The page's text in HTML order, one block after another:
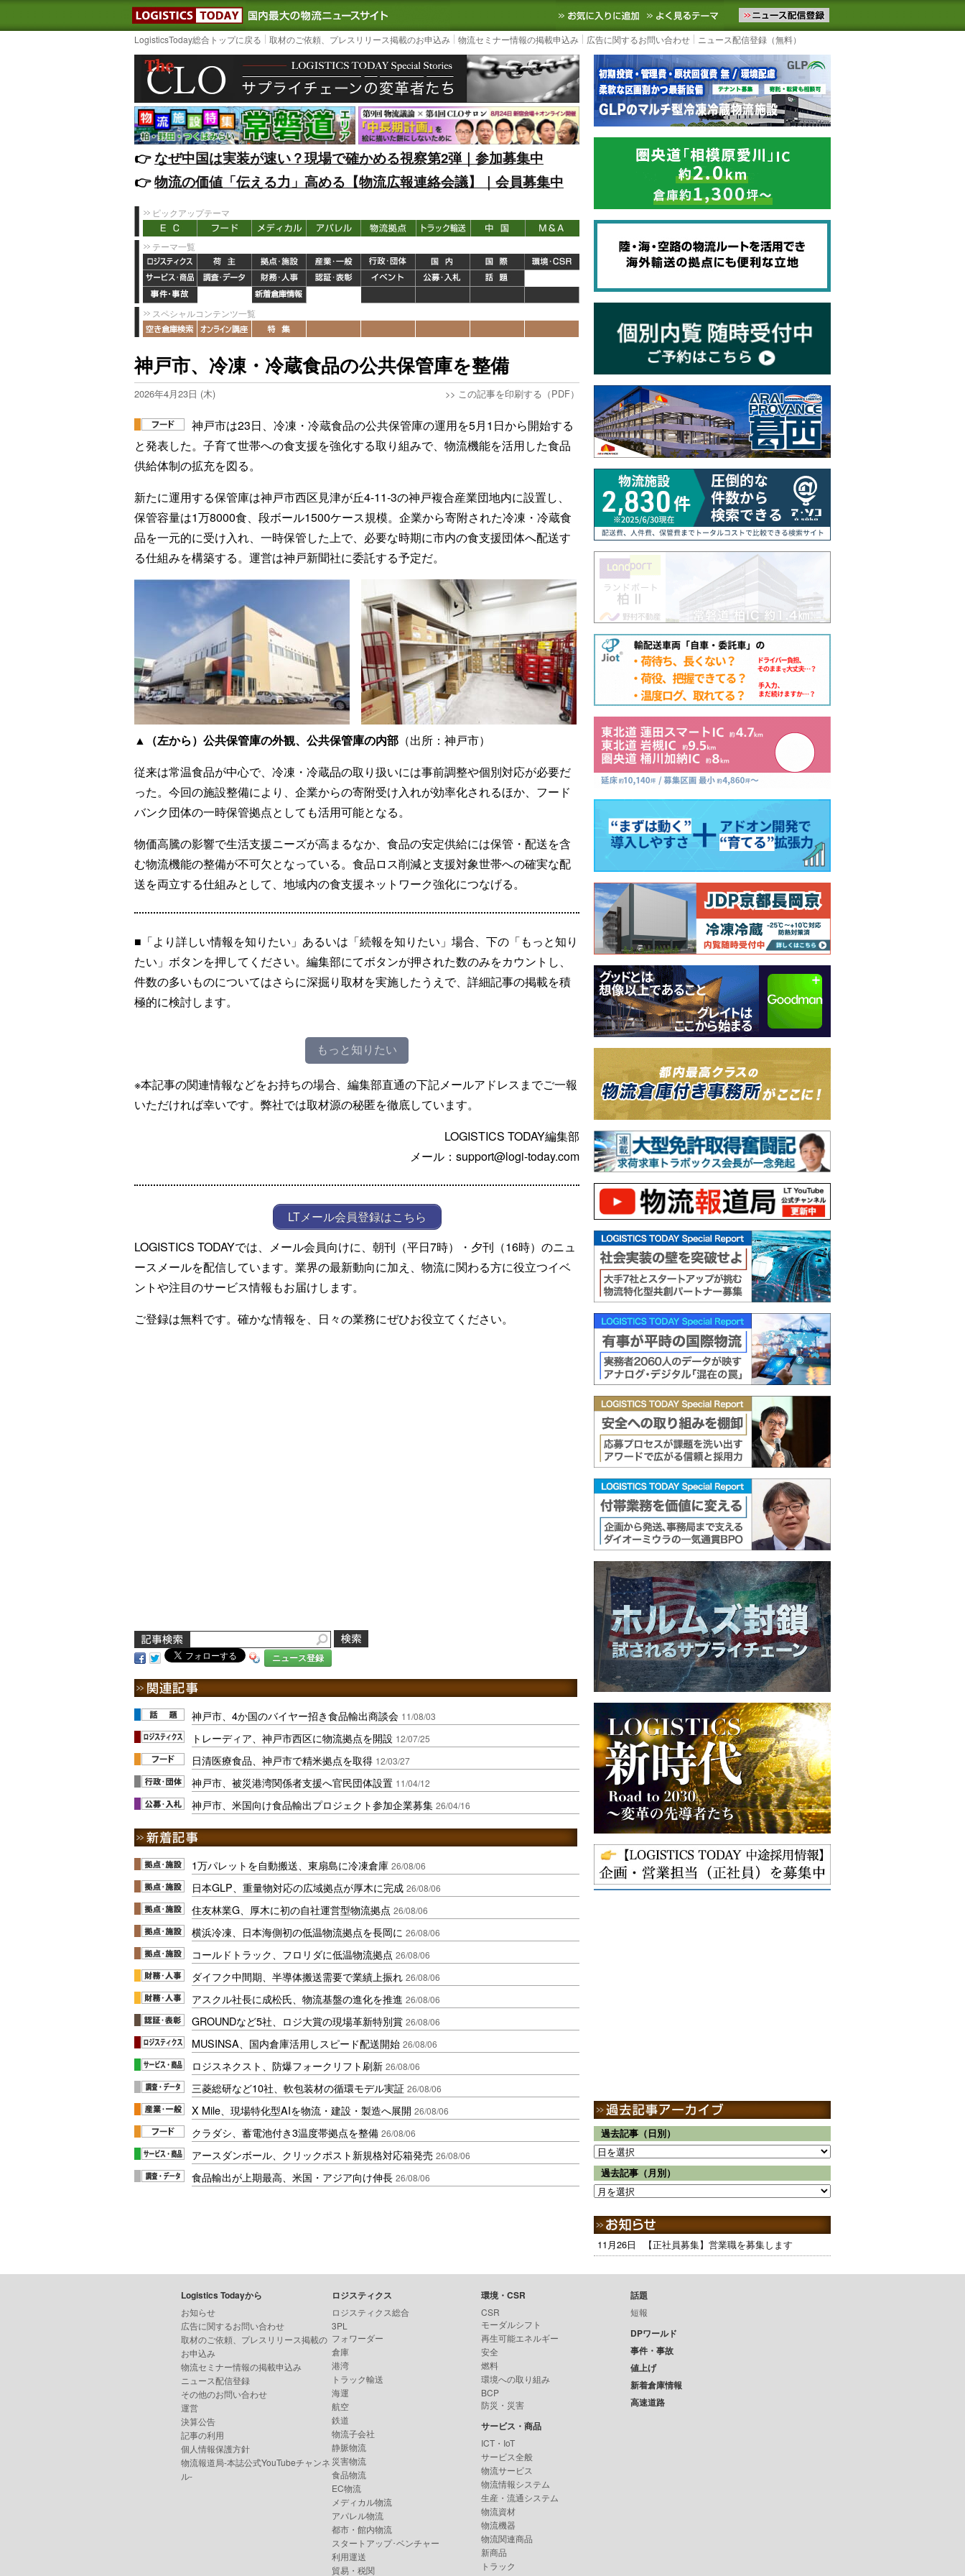
LOGISTICS TODAY｜国内最大の物流ニュースサイト3PL, SCMなど国内外の最新の物流ニュースをお届けします。物流ニュースメール配信を登録す
お気に入りに追加 よく見るテーマ
LogisticsToday総合トップに戻る 取材のご依頼、プレスリリース掲載のお申込み 物流セミナー情報の掲載申込み 広告に関するお問い合わせ ニュース配信登録（無料）
👉️なぜ中国は実装が速い？現場で確かめる視察第2弾｜参加募集中
👉️物流の価値「伝える力」高める【物流広報連絡会議】｜会員募集中
ピックアップテーマ
テーマ一覧
スペシャルコンテンツ一覧
神戸市、冷凍・冷蔵食品の公共保管庫を整備
2026年4月23日 (木) >> この記事を印刷する（PDF）
神戸市は23日、冷凍・冷蔵食品の公共保管庫の運用を5月1日から開始する
と発表した。子育て世帯への食支援を強化する取り組みで、物流機能を活用した食品
供給体制の拡充を図る。
新たに運用する保管庫は神戸市西区見津が丘4-11-3の神戸複合産業団地内に設置し、
保管容量は1万8000食、段ボール1500ケース規模。企業から寄附された冷凍・冷蔵食
品を一元的に受け入れ、一時保管した上で、必要な時期に市内の食支援団体へ配送す
る仕組みを構築する。運営は神戸新聞社に委託する予定だ。
▲（左から）公共保管庫の外観、公共保管庫の内部 （出所：神戸市）
従来は常温食品が中心で、冷凍・冷蔵品の取り扱いには事前調整や個別対応が必要だ
った。今回の施設整備により、企業からの寄附受け入れが効率化されるほか、フード
バンク団体の一時保管拠点としても活用可能となる。
物価高騰の影響で生活支援ニーズが高まるなか、食品の安定供給には保管・配送を含
む物流機能の整備が不可欠となっている。食品ロス削減と支援対象世帯への確実な配
送を両立する仕組みとして、地域内の食支援ネットワーク強化につなげる。
■「より詳しい情報を知りたい」あるいは「続報を知りたい」場合、下の「もっと知り
たい」ボタンを押してください。編集部にてボタンが押された数のみをカウントし、
件数の多いものについてはさらに深掘り取材を実施したうえで、詳細記事の掲載を積
極的に検討します。
もっと知りたい
※本記事の関連情報などをお持ちの場合、編集部直通の下記メールアドレスまでご一報
いただければ幸いです。弊社では取材源の秘匿を徹底しています。
LOGISTICS TODAY編集部
メール：support@logi-today.com
LTメール会員登録はこちら
LOGISTICS TODAYでは、メール会員向けに、朝刊（平日7時）・夕刊（16時）のニュ
ースメールを配信しています。業界の最新動向に加え、物流に関わる方に役立つイベ
ントや注目のサービス情報もお届けします。
ご登録は無料です。確かな情報を、日々の業務にぜひお役立てください。
ニュース登録
神戸市、4か国のバイヤー招き食品輸出商談会 11/08/03
トレーディア、神戸市西区に物流拠点を開設 12/07/25
日清医療食品、神戸市で精米拠点を取得 12/03/27
神戸市、被災港湾関係者支援へ官民団体設置 11/04/12
神戸市、米国向け食品輸出プロジェクト参加企業募集 26/04/16
1万パレットを自動搬送、東扇島に冷凍倉庫 26/08/06
日本GLP、重量物対応の広域拠点が厚木に完成 26/08/06
住友林業G、厚木に初の自社運営型物流拠点 26/08/06
横浜冷凍、日本海側初の低温物流拠点を長岡に 26/08/06
コールドトラック、フロリダに低温物流拠点 26/08/06
ダイフク中間期、半導体搬送需要で業績上振れ 26/08/06
アスクル社長に成松氏、物流基盤の進化を推進 26/08/06
GROUNDなど5社、ロジ大賞の現場革新特別賞 26/08/06
MUSINSA、国内倉庫活用しスピード配送開始 26/08/06
ロジスネクスト、防爆フォークリフト刷新 26/08/06
三菱総研など10社、軟包装材の循環モデル実証 26/08/06
X Mile、現場特化型AIを物流・建設・製造へ展開 26/08/06
クラダシ、蓄電池付き3温度帯拠点を整備 26/08/06
アースダンボール、クリックポスト新規格対応箱発売 26/08/06
食品輸出が上期最高、米国・アジア向け伸長 26/08/06
過去記事（日別）
過去記事（月別）
11月26日 【正社員募集】営業職を募集します
Logistics Todayから
お知らせ
広告に関するお問い合わせ
取材のご依頼、プレスリリース掲載の
お申込み
物流セミナー情報の掲載申込み
ニュース配信登録
その他のお問い合わせ
運営
決算公告
記事の利用
個人情報保護方針
物流報道局-本誌公式YouTubeチャンネ
ル-
ロジスティクス
ロジスティクス総合
3PL
フォワーダー
倉庫
港湾
トラック輸送
海運
航空
鉄道
物流子会社
静脈物流
災害物流
食品物流
EC物流
メディカル物流
アパレル物流
都市・館内物流
スタートアップ･ベンチャー
利用運送
貿易・税関
環境・CSR
CSR
モーダルシフト
再生可能エネルギー
安全
燃料
環境への取り組み
BCP
防災・災害
サービス・商品
ICT・IoT
サービス全般
物流サービス
物流情報システム
生産・流通システム
物流資材
物流機器
物流関連商品
新商品
トラック
話題
短報
DPワールド
事件・事故
値上げ
新着倉庫情報
高速道路